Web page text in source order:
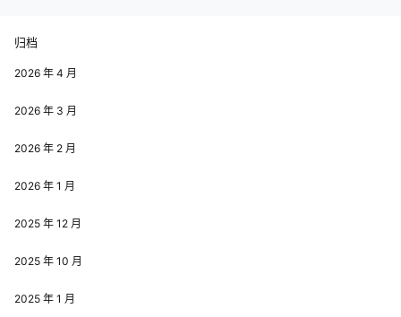
归档
2026 年 4 月
2026 年 3 月
2026 年 2 月
2026 年 1 月
2025 年 12 月
2025 年 10 月
2025 年 1 月